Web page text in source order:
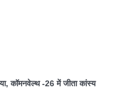
कॉमनवेल्थ -26 में जीता कांस्य